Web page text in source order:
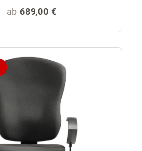
Regulärer Preis:
ab 689,00 €